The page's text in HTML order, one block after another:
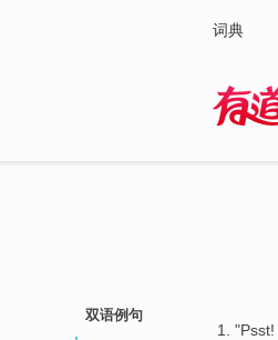
词典
双语例句
"Psst!